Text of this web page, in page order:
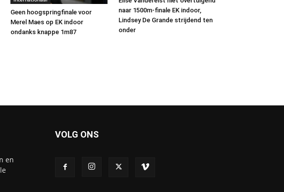
Geen hoogspringfinale voor
Merel Maes op EK indoor
ondanks knappe 1m87
naar 1500m-finale EK indoor,
Lindsey De Grande strijdend ten
onder
en
VOLG ONS